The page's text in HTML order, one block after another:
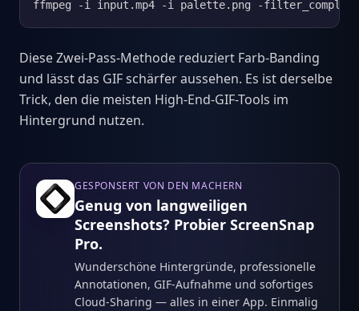
ffmpeg -i input.mp4 -i palette.png -
Diese Zwei-Pass-Methode reduziert Farb-Banding
und lässt das GIF schärfer aussehen. Es ist derselbe
Trick, den die meisten High-End-GIF-Tools im
Hintergrund nutzen.
GESPONSERT VON DEN MACHERN
Genug von langweiligen
Screenshots? Probier ScreenSnap
Pro.
Wunderschöne Hintergründe, professionelle
Annotationen, GIF-Aufnahme und sofortiges
Cloud-Sharing — alles in einer App. Einmalig